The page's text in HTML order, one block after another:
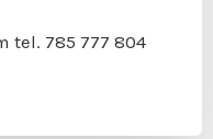
tel. 785 777 804